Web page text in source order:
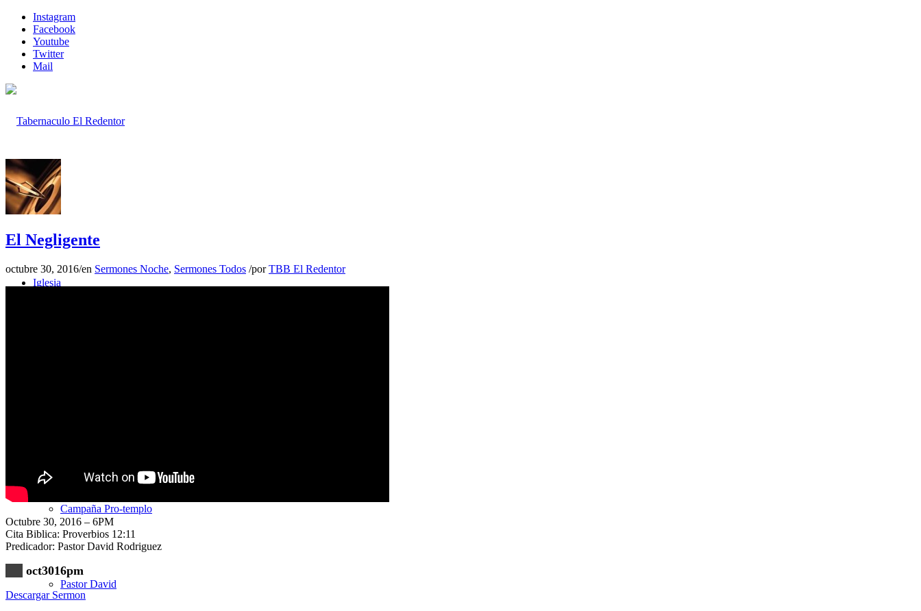
Instagram
Facebook
Youtube
Twitter
Mail
Inicio
Iglesia
Campaña Pro-templo
Pastor David
El Negligente
octubre 30, 2016/en Sermones Noche, Sermones Todos /porTBB El Redentor
Octubre 30, 2016 – 6PM
Cita Biblica: Proverbios 12:11
Predicador: Pastor David Rodriguez
oct3016pm
Descargar Sermon